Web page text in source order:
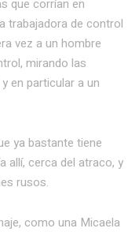
que corrían en
trabajadora de control
vez a un hombre
mirando las
en particular a un
ya bastante tiene
allí, cerca del atraco, y
rusos.
como una Micaela